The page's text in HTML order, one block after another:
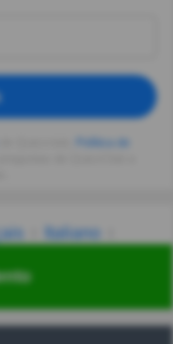
Italiano
汉语